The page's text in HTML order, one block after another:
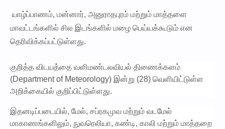
யாழ்ப்பாணம், மன்னார், அனுராதபுரம் மற்றும் மாத்தளை
மாவட்டங்களில் சில இடங்களில் மழை பெய்யக்கூடும் என
தெரிவிக்கப்பட்டுள்ளது.
குறித்த விடயத்தை வளிமண்டலவியல் திணைக்களம்
(Department of Meteorology) இன்று (28) வெளியிட்டுள்ள
அறிக்கையில் குறிப்பிட்டுள்ளது.
இதனடிப்படையில், மேல், சப்ரகமுவ மற்றும் வடமேல்
மாகாணங்களிலும், நுவரெலியா, கண்டி, காலி மற்றும் மாத்தறை